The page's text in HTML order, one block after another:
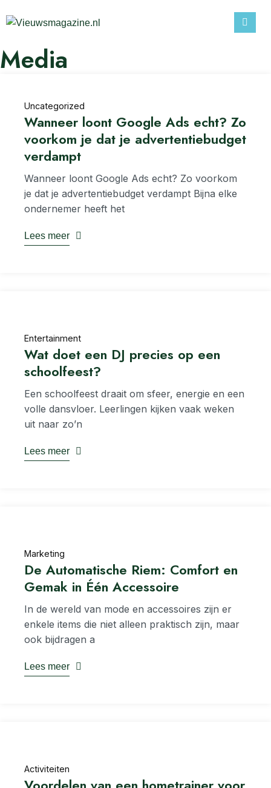
Media
Uncategorized
Wanneer loont Google Ads echt? Zo
voorkom je dat je advertentiebudget
verdampt
Wanneer loont Google Ads echt? Zo voorkom
je dat je advertentiebudget verdampt Bijna elke
ondernemer heeft het
Lees meer
Entertainment
Wat doet een DJ precies op een
schoolfeest?
Een schoolfeest draait om sfeer, energie en een
volle dansvloer. Leerlingen kijken vaak weken
uit naar zo’n
Lees meer
Marketing
De Automatische Riem: Comfort en
Gemak in Één Accessoire
In de wereld van mode en accessoires zijn er
enkele items die niet alleen praktisch zijn, maar
ook bijdragen a
Lees meer
Activiteiten